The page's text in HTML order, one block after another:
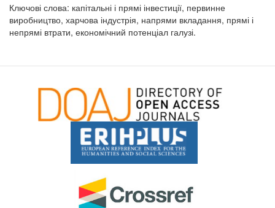
Ключові слова: капітальні і прямі інвестиції, первинне
виробництво, харчова індустрія, напрями вкладання, прямі і
непрямі втрати, економічний потенціал галузі.